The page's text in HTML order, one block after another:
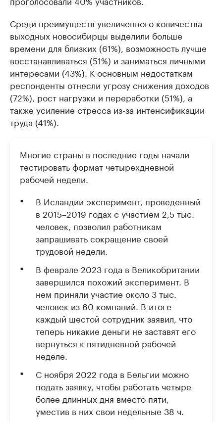
Среди преимуществ увеличенного количества
выходных новосибирцы выделили больше
времени для близких (61%), возможность лучше
восстанавливаться (51%) и заниматься личными
интересами (43%). К основным недостаткам
респонденты отнесли угрозу снижения доходов
(72%), рост нагрузки и переработки (51%), а
также усиление стресса из-за интенсификации
труда (41%).
Многие страны в последние годы начали
тестировать формат четырехдневной
рабочей недели.
В Исландии эксперимент, проведенный
в 2015–2019 годах с участием 2,5 тыс.
человек, позволил работникам
запрашивать сокращение своей
трудовой недели.
В феврале 2023 года в Великобритании
завершился похожий эксперимент. В
нем приняли участие около 3 тыс.
человек из 60 компаний. В итоге
каждый шестой сотрудник заявил, что
теперь никакие деньги не заставят его
вернуться к пятидневной рабочей
неделе.
С ноября 2022 года в Бельгии можно
подать заявку, чтобы работать четыре
более длинных дня вместо пяти,
уместив в них свои недельные 38 ч.